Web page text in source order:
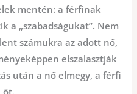
mentén: a férfinak
a „szabadságukat”. Nem
számukra az adott nő,
elszalasztják
után a nő elmegy, a férfi